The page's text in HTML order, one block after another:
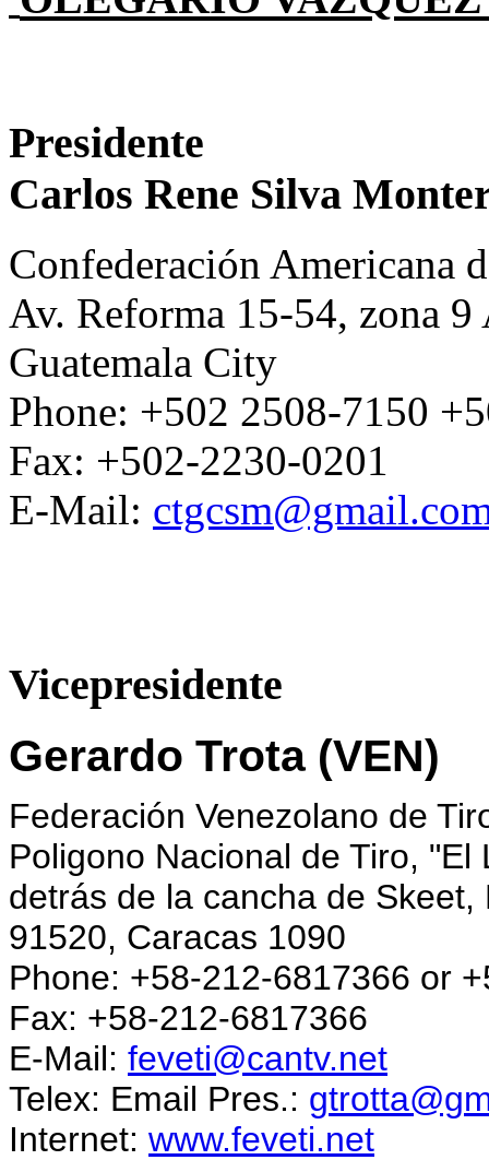
Presidente
Carlos Rene Silva
Confederación Americana
Av. Reforma 15-54, zona
Guatemala City
Phone: +502 2508-7150
Fax: +502-2230-0201
E-Mail:
Vicepresidente
Gerardo Trota (VEN)
Federación Venezolano de
Poligono Nacional de Tiro, "El
detrás de la cancha de Skeet,
91520, Caracas 1090
Phone: +58-212-6817366 or
Fax: +58-212-6817366
E-Mail: feveti@cantv.net
Telex: Email Pres.:
Internet: www.feveti.net